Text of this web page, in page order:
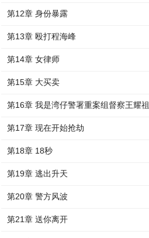
第12章 身份暴露
第13章 殴打程海峰
第14章 女律师
第15章 大买卖
第16章 我是湾仔警署重案组督察王耀祖
第17章 现在开始抢劫
第18章 18秒
第19章 逃出升天
第20章 警方风波
第21章 送你离开